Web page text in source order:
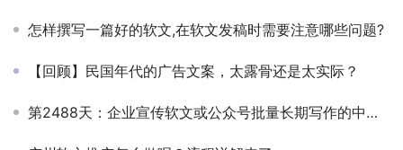
怎样撰写一篇好的软文,在软文发稿时需要注意哪些问题?
【回顾】民国年代的广告文案，太露骨还是太实际？
第2488天：企业宣传软文或公众号批量长期写作的中肯建议